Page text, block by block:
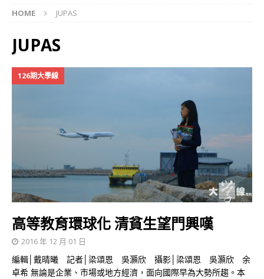
HOME JUPAS
JUPAS
126期大學線
高等教育環球化 清貧生望門興嘆
2016 年 12 月 01 日
編輯│戴晴曦 記者│梁頌恩 吳灝欣 攝影│梁頌恩 吳灝欣 余
卓希 無論是企業、市場或地方經濟，面向國際早為大勢所趨。本